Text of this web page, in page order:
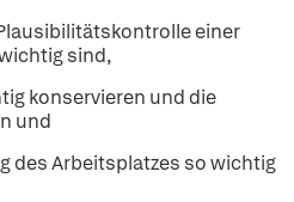
einer
sind,
konservieren und die
und
des Arbeitsplatzes so wichtig